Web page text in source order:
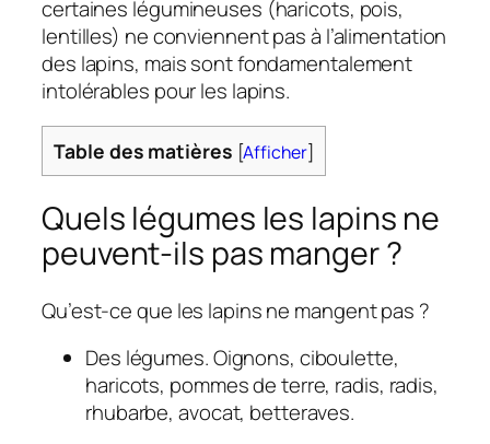
certaines légumineuses (haricots, pois,
lentilles) ne conviennent pas à l’alimentation
des lapins, mais sont fondamentalement
intolérables pour les lapins.
Table des matières [Afficher]
Quels légumes les lapins ne
peuvent-ils pas manger ?
Qu’est-ce que les lapins ne mangent pas ?
Des légumes. Oignons, ciboulette,
haricots, pommes de terre, radis, radis,
rhubarbe, avocat, betteraves.